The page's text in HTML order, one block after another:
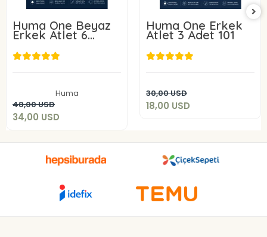
Huma One Beyaz
Erkek Atlet 6
ADET 101-
Huma
48,00 USD
34,00 USD
Sepete Ekle
Huma One Erkek
Atlet 3 Adet 101
30,00 USD
18,00 USD
18,00 USD